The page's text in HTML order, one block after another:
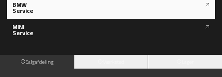
BMW
Service
MINI
Service
Salgafdeling